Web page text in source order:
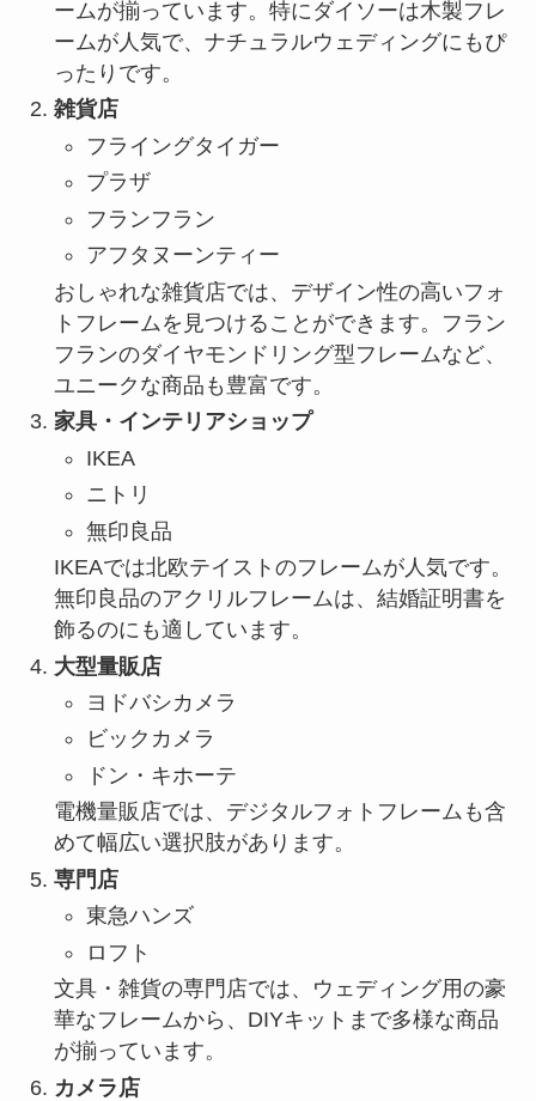
ームが揃っています。特にダイソーは木製フレ
ームが人気で、ナチュラルウェディングにもぴ
ったりです。
雑貨店
フライングタイガー
プラザ
フランフラン
アフタヌーンティー
おしゃれな雑貨店では、デザイン性の高いフォ
トフレームを見つけることができます。フラン
フランのダイヤモンドリング型フレームなど、
ユニークな商品も豊富です。
家具・インテリアショップ
IKEA
ニトリ
無印良品
IKEAでは北欧テイストのフレームが人気です。
無印良品のアクリルフレームは、結婚証明書を
飾るのにも適しています。
大型量販店
ヨドバシカメラ
ビックカメラ
ドン・キホーテ
電機量販店では、デジタルフォトフレームも含
めて幅広い選択肢があります。
専門店
東急ハンズ
ロフト
文具・雑貨の専門店では、ウェディング用の豪
華なフレームから、DIYキットまで多様な商品
が揃っています。
カメラ店